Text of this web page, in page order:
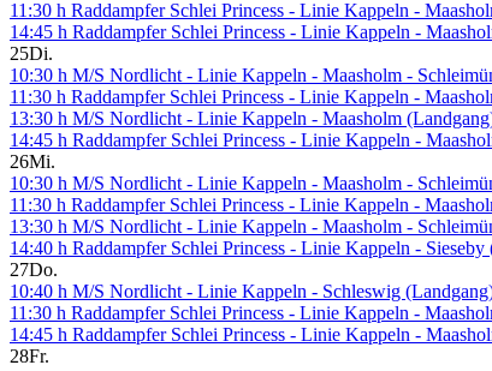
11:30 h Raddampfer Schlei Princess - Linie Kappeln -
14:45 h Raddampfer Schlei Princess - Linie Kappeln -
25Di.
10:30 h M/S Nordlicht - Linie Kappeln - Maasholm -
11:30 h Raddampfer Schlei Princess - Linie Kappeln -
13:30 h M/S Nordlicht - Linie Kappeln - Maasholm
14:45 h Raddampfer Schlei Princess - Linie Kappeln -
26Mi.
10:30 h M/S Nordlicht - Linie Kappeln - Maasholm -
11:30 h Raddampfer Schlei Princess - Linie Kappeln -
13:30 h M/S Nordlicht - Linie Kappeln - Maasholm -
14:40 h Raddampfer Schlei Princess - Linie Kappeln -
27Do.
10:40 h M/S Nordlicht - Linie Kappeln - Schleswig
11:30 h Raddampfer Schlei Princess - Linie Kappeln -
14:45 h Raddampfer Schlei Princess - Linie Kappeln -
28Fr.